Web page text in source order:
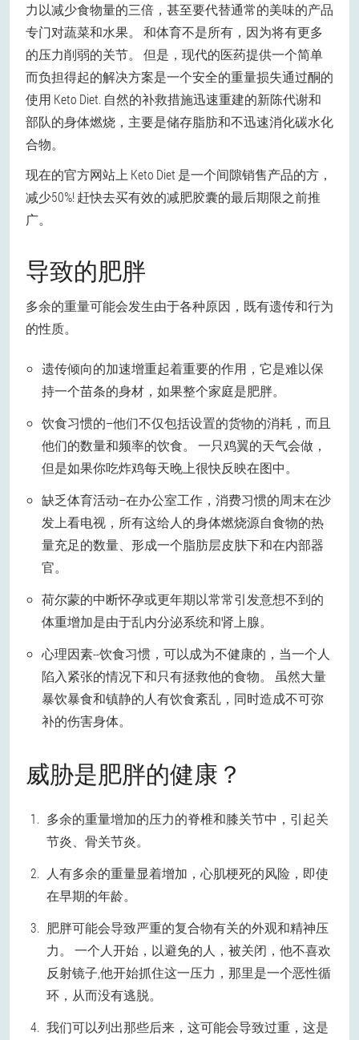
力以减少食物量的三倍，甚至要代替通常的美味的产品
专门对蔬菜和水果。 和体育不是所有，因为将有更多
的压力削弱的关节。 但是，现代的医药提供一个简单
而负担得起的解决方案是一个安全的重量损失通过酮的
使用 Keto Diet. 自然的补救措施迅速重建的新陈代谢和
部队的身体燃烧，主要是储存脂肪和不迅速消化碳水化
合物。
现在的官方网站上 Keto Diet 是一个间隙销售产品的方，
减少50%! 赶快去买有效的减肥胶囊的最后期限之前推
广。
导致的肥胖
多余的重量可能会发生由于各种原因，既有遗传和行为
的性质。
遗传倾向的加速增重起着重要的作用，它是难以保
持一个苗条的身材，如果整个家庭是肥胖。
饮食习惯的–他们不仅包括设置的货物的消耗，而且
他们的数量和频率的饮食。 一只鸡翼的天气会做，
但是如果你吃炸鸡每天晚上很快反映在图中。
缺乏体育活动–在办公室工作，消费习惯的周末在沙
发上看电视，所有这给人的身体燃烧源自食物的热
量充足的数量、形成一个脂肪层皮肤下和在内部器
官。
荷尔蒙的中断怀孕或更年期以常常引发意想不到的
体重增加是由于乱内分泌系统和肾上腺。
心理因素--饮食习惯，可以成为不健康的，当一个人
陷入紧张的情况下和只有拯救他的食物。 虽然大量
暴饮暴食和镇静的人有饮食紊乱，同时造成不可弥
补的伤害身体。
威胁是肥胖的健康？
多余的重量增加的压力的脊椎和膝关节中，引起关
节炎、骨关节炎。
人有多余的重量显着增加，心肌梗死的风险，即使
在早期的年龄。
肥胖可能会导致严重的复合物有关的外观和精神压
力。 一个人开始，以避免的人，被关闭，他不喜欢
反射镜子,他开始抓住这一压力，那里是一个恶性循
环，从而没有逃脱。
我们可以列出那些后来，这可能会导致过重，这是